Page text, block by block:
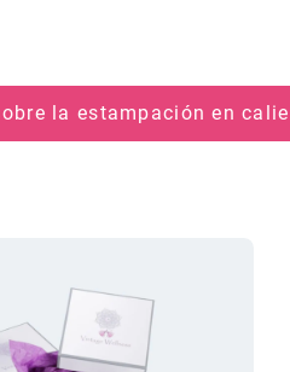
la estampación en